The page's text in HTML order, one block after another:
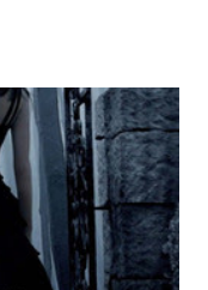
Douglas
Editori
Laura Lancini
maggiore del
che guardi
e assolutamente